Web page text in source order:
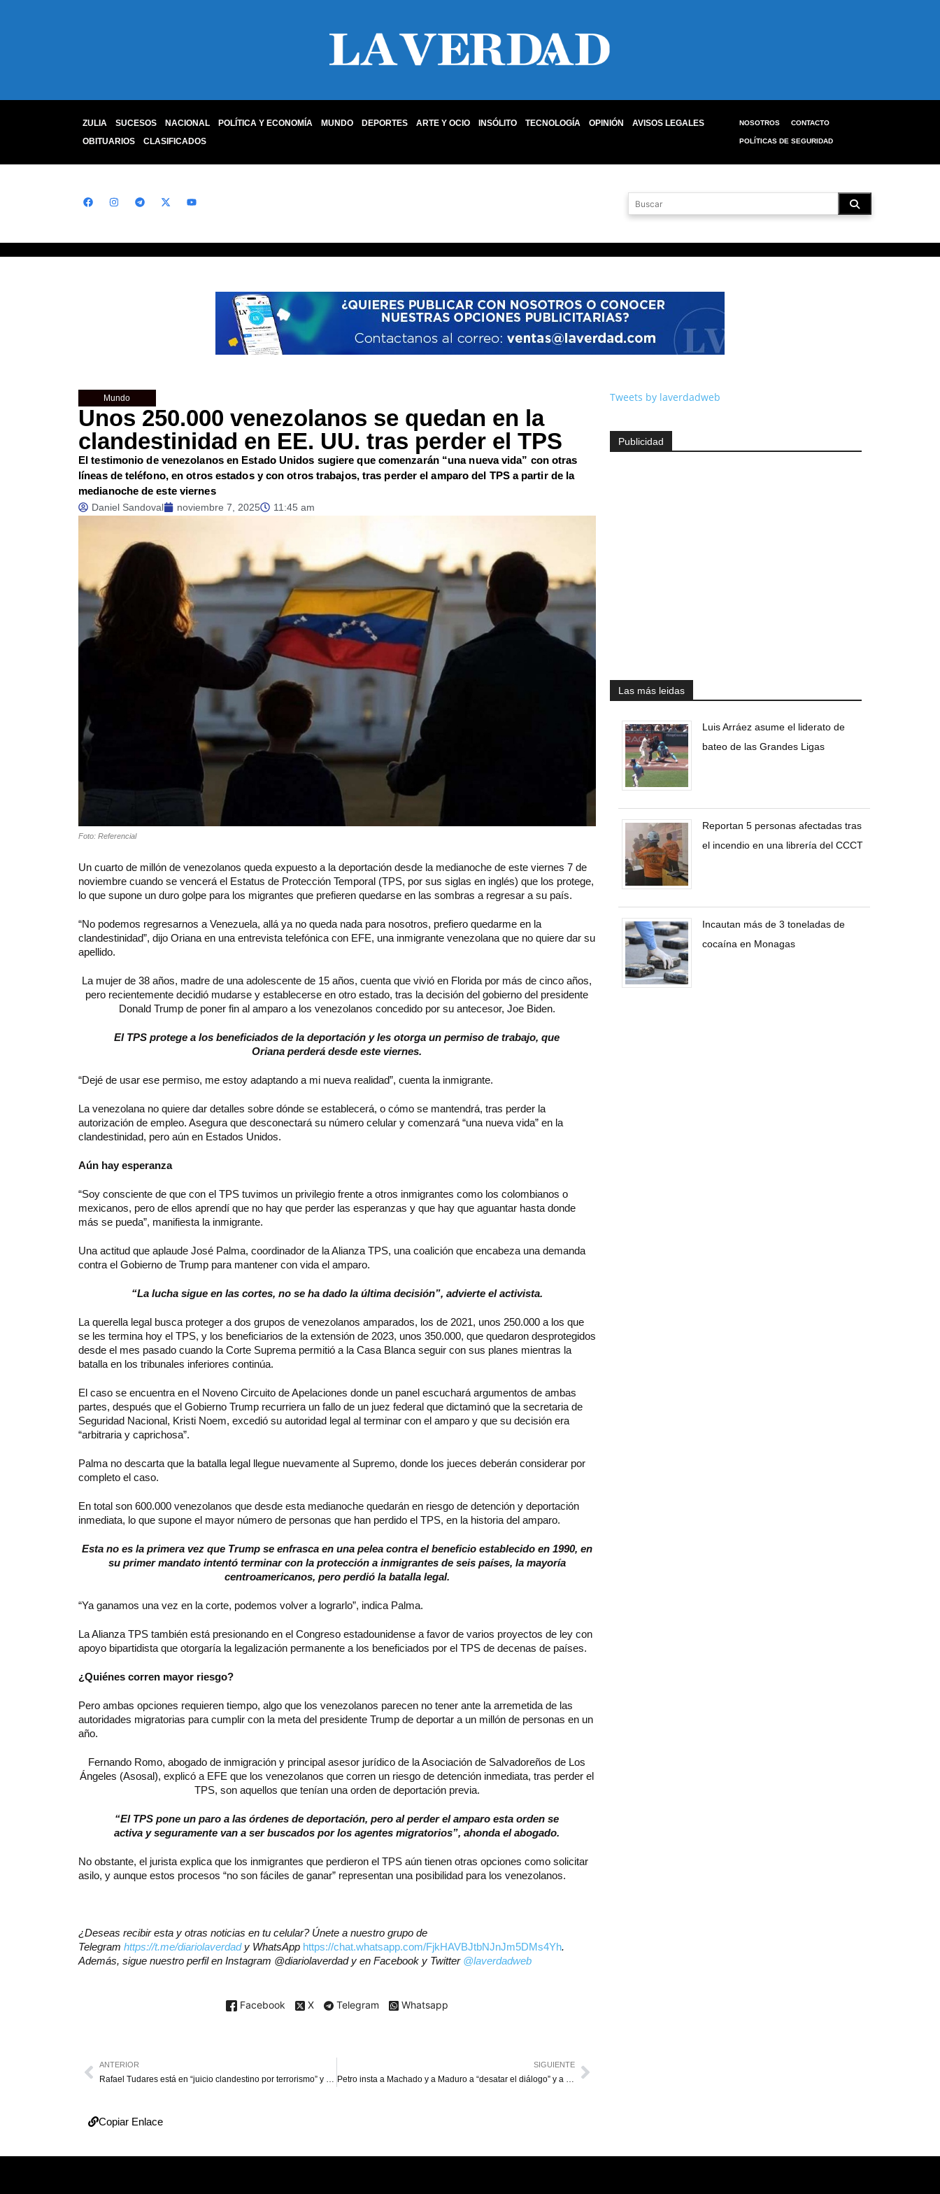
ZULIA SUCESOS NACIONAL POLÍTICA Y ECONOMÍA MUNDO DEPORTES ARTE Y OCIO INSÓLITO TECNOLOGÍA OPINIÓN
AVISOS LEGALES
OBITUARIOS
CLASIFICADOS
NOSOTROS CONTACTO
POLÍTICAS DE SEGURIDAD
Mundo
Unos 250.000 venezolanos se quedan en la
clandestinidad en EE. UU. tras perder el TPS
El testimonio de venezolanos en Estado Unidos sugiere que comenzarán “una nueva vida” con otras
líneas de teléfono, en otros estados y con otros trabajos, tras perder el amparo del TPS a partir de la
medianoche de este viernes
Daniel Sandoval noviembre 7, 2025 11:45 am
Foto: Referencial
Un cuarto de millón de venezolanos queda expuesto a la deportación desde la medianoche de este viernes 7 de
noviembre cuando se vencerá el Estatus de Protección Temporal (TPS, por sus siglas en inglés) que los protege,
lo que supone un duro golpe para los migrantes que prefieren quedarse en las sombras a regresar a su país.
“No podemos regresarnos a Venezuela, allá ya no queda nada para nosotros, prefiero quedarme en la
clandestinidad”, dijo Oriana en una entrevista telefónica con EFE, una inmigrante venezolana que no quiere dar su
apellido.
La mujer de 38 años, madre de una adolescente de 15 años, cuenta que vivió en Florida por más de cinco años,
pero recientemente decidió mudarse y establecerse en otro estado, tras la decisión del gobierno del presidente
Donald Trump de poner fin al amparo a los venezolanos concedido por su antecesor, Joe Biden.
El TPS protege a los beneficiados de la deportación y les otorga un permiso de trabajo, que
Oriana perderá desde este viernes.
“Dejé de usar ese permiso, me estoy adaptando a mi nueva realidad”, cuenta la inmigrante.
La venezolana no quiere dar detalles sobre dónde se establecerá, o cómo se mantendrá, tras perder la
autorización de empleo. Asegura que desconectará su número celular y comenzará “una nueva vida” en la
clandestinidad, pero aún en Estados Unidos.
Aún hay esperanza
“Soy consciente de que con el TPS tuvimos un privilegio frente a otros inmigrantes como los colombianos o
mexicanos, pero de ellos aprendí que no hay que perder las esperanzas y que hay que aguantar hasta donde
más se pueda”, manifiesta la inmigrante.
Una actitud que aplaude José Palma, coordinador de la Alianza TPS, una coalición que encabeza una demanda
contra el Gobierno de Trump para mantener con vida el amparo.
“La lucha sigue en las cortes, no se ha dado la última decisión”, advierte el activista.
La querella legal busca proteger a dos grupos de venezolanos amparados, los de 2021, unos 250.000 a los que
se les termina hoy el TPS, y los beneficiarios de la extensión de 2023, unos 350.000, que quedaron desprotegidos
desde el mes pasado cuando la Corte Suprema permitió a la Casa Blanca seguir con sus planes mientras la
batalla en los tribunales inferiores continúa.
El caso se encuentra en el Noveno Circuito de Apelaciones donde un panel escuchará argumentos de ambas
partes, después que el Gobierno Trump recurriera un fallo de un juez federal que dictaminó que la secretaria de
Seguridad Nacional, Kristi Noem, excedió su autoridad legal al terminar con el amparo y que su decisión era
“arbitraria y caprichosa”.
Palma no descarta que la batalla legal llegue nuevamente al Supremo, donde los jueces deberán considerar por
completo el caso.
En total son 600.000 venezolanos que desde esta medianoche quedarán en riesgo de detención y deportación
inmediata, lo que supone el mayor número de personas que han perdido el TPS, en la historia del amparo.
Esta no es la primera vez que Trump se enfrasca en una pelea contra el beneficio establecido en 1990, en
su primer mandato intentó terminar con la protección a inmigrantes de seis países, la mayoría
centroamericanos, pero perdió la batalla legal.
“Ya ganamos una vez en la corte, podemos volver a lograrlo”, indica Palma.
La Alianza TPS también está presionando en el Congreso estadounidense a favor de varios proyectos de ley con
apoyo bipartidista que otorgaría la legalización permanente a los beneficiados por el TPS de decenas de países.
¿Quiénes corren mayor riesgo?
Pero ambas opciones requieren tiempo, algo que los venezolanos parecen no tener ante la arremetida de las
autoridades migratorias para cumplir con la meta del presidente Trump de deportar a un millón de personas en un
año.
Fernando Romo, abogado de inmigración y principal asesor jurídico de la Asociación de Salvadoreños de Los
Ángeles (Asosal), explicó a EFE que los venezolanos que corren un riesgo de detención inmediata, tras perder el
TPS, son aquellos que tenían una orden de deportación previa.
“El TPS pone un paro a las órdenes de deportación, pero al perder el amparo esta orden se
activa y seguramente van a ser buscados por los agentes migratorios”, ahonda el abogado.
No obstante, el jurista explica que los inmigrantes que perdieron el TPS aún tienen otras opciones como solicitar
asilo, y aunque estos procesos “no son fáciles de ganar” representan una posibilidad para los venezolanos.
¿Deseas recibir esta y otras noticias en tu celular? Únete a nuestro grupo de
Telegram https://t.me/diariolaverdady WhatsApp https://chat.whatsapp.com/FjkHAVBJtbNJnJm5DMs4Yh.
Además, sigue nuestro perfil en Instagram @diariolaverdady en Facebook y Twitter @laverdadweb
Facebook X Telegram Whatsapp
Tweets by laverdadweb
Publicidad
Las más leidas
Luis Arráez asume el liderato de
bateo de las Grandes Ligas
Reportan 5 personas afectadas tras
el incendio en una librería del CCCT
Incautan más de 3 toneladas de
cocaína en Monagas
ANTERIOR SIGUIENTE
Copiar Enlace